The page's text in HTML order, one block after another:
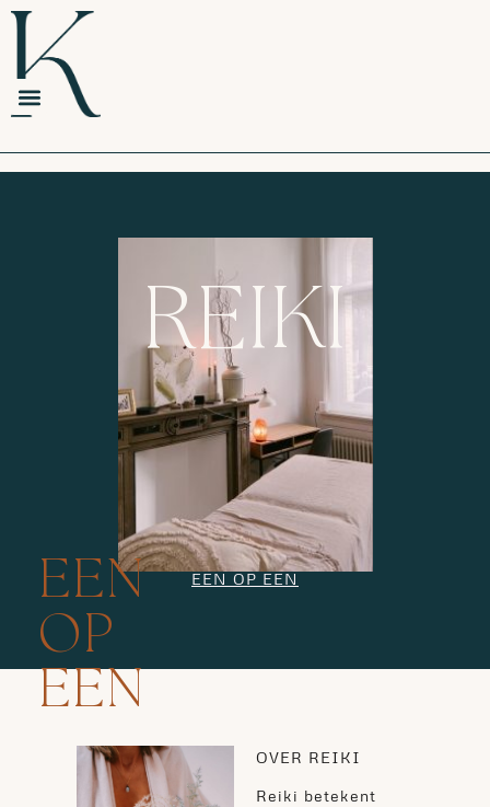
EEN OP EEN
REIKI
EEN
OP
EEN
OVER REIKI
Reiki betekent